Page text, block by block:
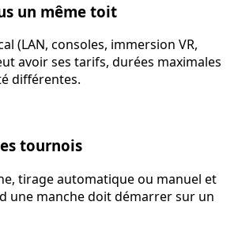
un même toit
(LAN, consoles, immersion VR,
avoir ses tarifs, durées maximales
différentes.
tournois
tirage automatique ou manuel et
une manche doit démarrer sur un